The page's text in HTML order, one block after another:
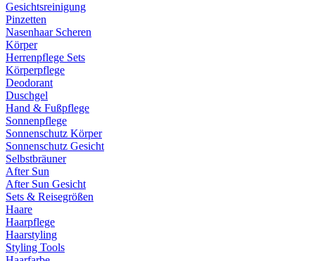
Gesichtsreinigung
Pinzetten
Nasenhaar Scheren
Körper
Herrenpflege Sets
Körperpflege
Deodorant
Duschgel
Hand & Fußpflege
Sonnenpflege
Sonnenschutz Körper
Sonnenschutz Gesicht
Selbstbräuner
After Sun
After Sun Gesicht
Sets & Reisegrößen
Haare
Haarpflege
Haarstyling
Styling Tools